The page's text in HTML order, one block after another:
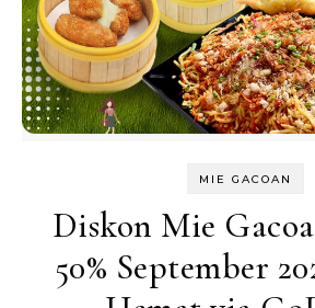
MIE GACOAN
Diskon Mie
50% September